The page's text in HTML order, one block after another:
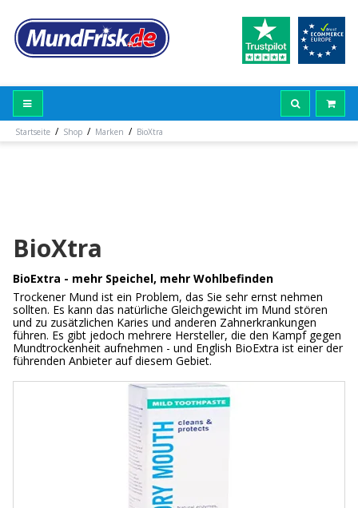
Startseite / Shop / Marken / BioXtra
BioXtra
BioExtra - mehr Speichel, mehr Wohlbefinden
Trockener Mund ist ein Problem, das Sie sehr ernst nehmen
sollten. Es kann das natürliche Gleichgewicht im Mund stören
und zu zusätzlichen Karies und anderen Zahnerkrankungen
führen. Es gibt jedoch mehrere Hersteller, die den Kampf gegen
Mundtrockenheit aufnehmen - und English BioExtra ist einer der
führenden Anbieter auf diesem Gebiet.